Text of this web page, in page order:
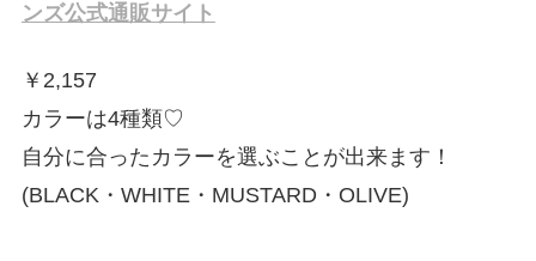
ンズ公式通販サイト
￥ 2,157
カラーは4種類♡
自分に合ったカラーを選ぶことが出来ます！
(BLACK・WHITE・MUSTARD・OLIVE)